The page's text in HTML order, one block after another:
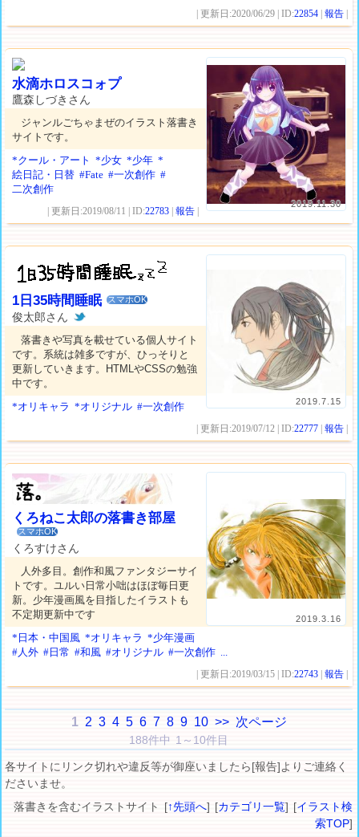
| 更新日:2020/06/29 | ID:22854 |報告
2019.11.30
水滴ホロスコォプ
鷹森しづきさん
ジャンルごちゃまぜのイラスト落書き
サイトです。
*クール・アート
*少女 *少年 *
絵日記・日替 #Fate #一次創作 #
二次創作
| 更新日:2019/08/11 | ID:22783 |報告
2019.7.15
1日35時間睡眠 スマホOK
俊太郎さん
落書きや写真を載せている個人サイト
です。系統は雑多ですが、ひっそりと
更新していきます。HTMLやCSSの勉強
中です。
*オリキャラ *オリジナル #一次創作
| 更新日:2019/07/12 | ID:22777 |報告
2019.3.16
くろねこ太郎の落書き部屋
スマホOK
くろすけさん
人外多目。創作和風ファンタジーサイ
トです。ユルい日常小咄はほぼ毎日更
新。少年漫画風を目指したイラストも
不定期更新中です
*日本・中国風 *オリキャラ *少年漫画
#人外 #日常 #和風 #オリジナル #一次創作 ...
| 更新日:2019/03/15 | ID:22743 |報告
1 2 3 4 5 6 7 8 9 10 >> 次ページ
188件中 1～10件目
各サイトにリンク切れや違反等が御座いましたら[報告]よりご連絡く
ださいませ。
落書きを含むイラストサイト [↑先頭へ] [カテゴリ一覧] [イラスト検
索TOP]